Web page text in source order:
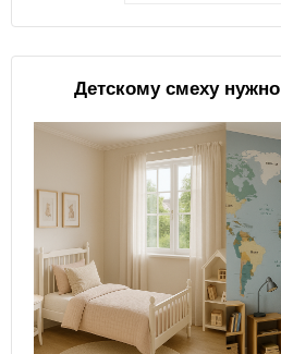
Детскому смеху